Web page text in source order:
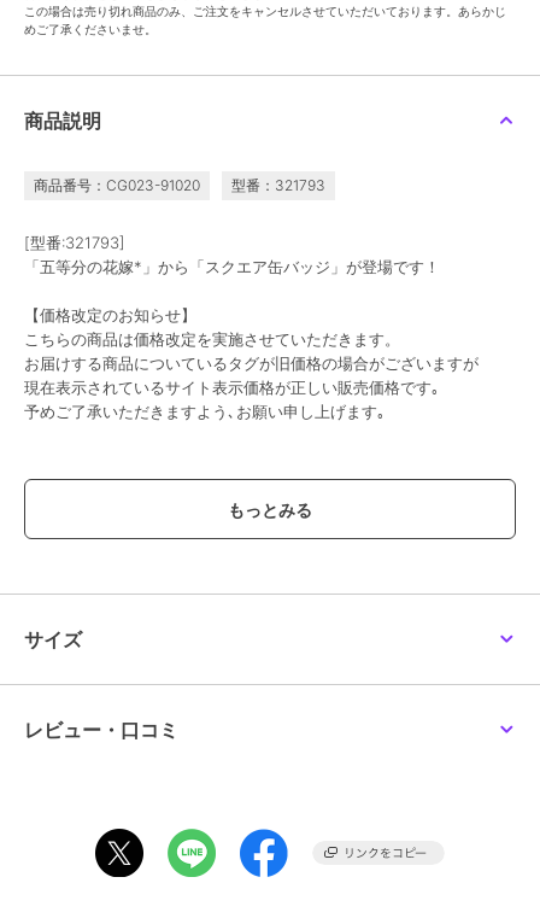
この場合は売り切れ商品のみ、ご注文をキャンセルさせていただいております。あらかじ
めご了承くださいませ。
商品説明
商品番号：CG023-91020 型番：321793
[型番:321793]
「五等分の花嫁*」から「スクエア缶バッジ」が登場です！
【価格改定のお知らせ】
こちらの商品は価格改定を実施させていただきます。
お届けする商品についているタグが旧価格の場合がございますが
現在表示されているサイト表示価格が正しい販売価格です｡
予めご了承いただきますよう､お願い申し上げます｡
カラー ＊＊
サイズ
サイズ
レビュー・口コミ